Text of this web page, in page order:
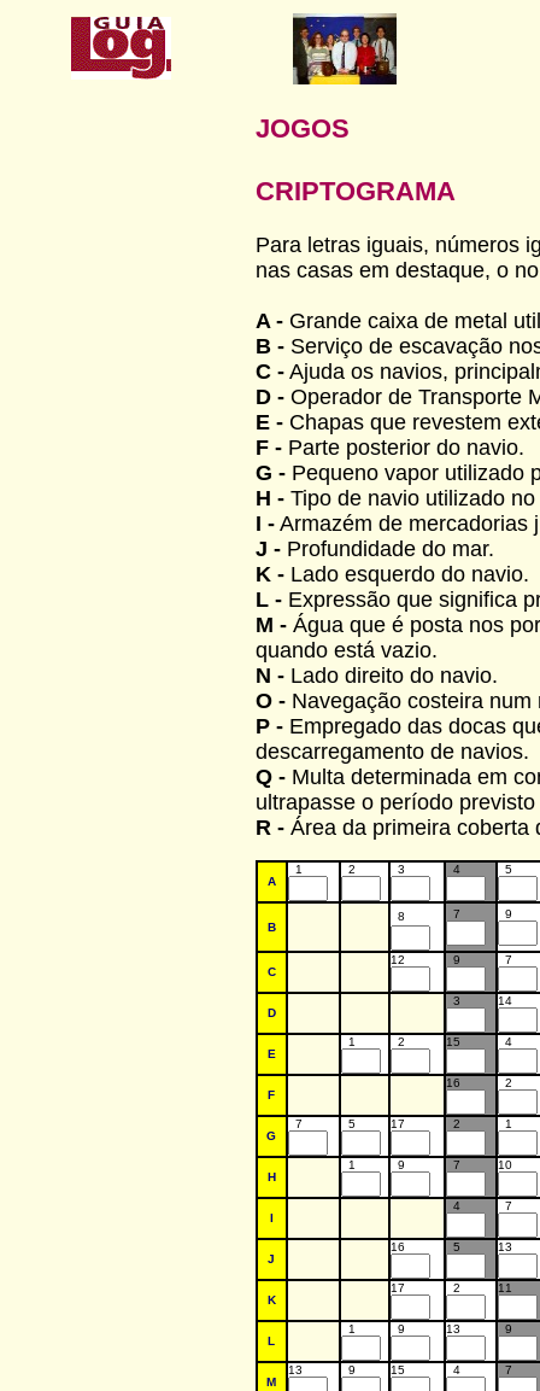
JOGOS
CRIPTOGRAMA
Para letras iguais, números
nas casas em destaque, o
A -Grande caixa de metal
B -Serviço de escavação
C -Ajuda os navios,
D -Operador de Transporte
E -Chapas que revestem
F -Parte posterior do navio.
G -Pequeno vapor utilizado
H -Tipo de navio utilizado
I -Armazém de mercadorias
J -Profundidade do mar.
K -Lado esquerdo do navio.
L -Expressão que significa
M -Água que é posta nos
quando está vazio.
N -Lado direito do navio.
O -Navegação costeira num
P -Empregado das docas
descarregamento de navios.
Q -Multa determinada em
ultrapasse o período
R -Área da primeira coberta
A
1 2 3 4 5
B
8 7 9
C
12 9 7
D
3 14
E
1 2 15 4
F
16 2
G
7 5 17 2 1
H
1 9 7 10
I
4 7
J
16 5 13
K
17 2 11
L
1 9 13 9
M
13 9 15 4 7